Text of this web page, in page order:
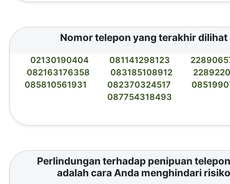
Nomor telepon yang terakhir dilihat
02130190404 081141298123
082163176358
083185108912
085810561931
082370324517
087754318493
Perlindungan terhadap penipuan
adalah cara Anda menghindari risiko